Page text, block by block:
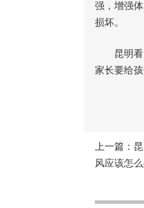
强，增强
损坏。
昆明看白
家长要给
上一篇：
风应该怎